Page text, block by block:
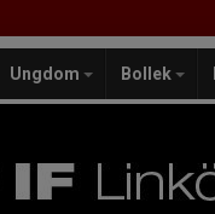
Ungdom Bollek